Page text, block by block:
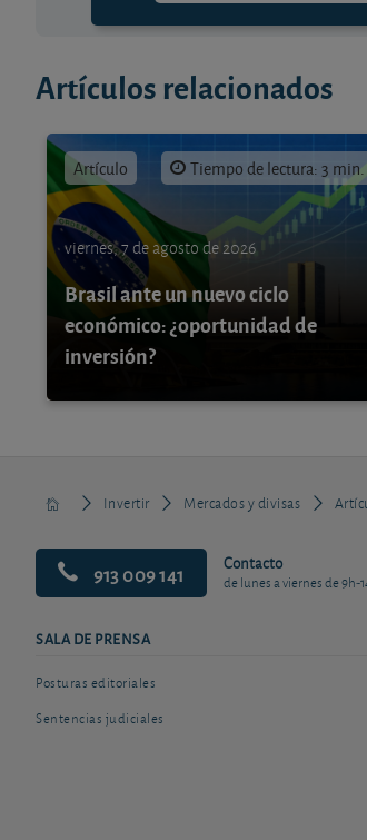
Artículos relacionados
Artículo Tiempo de lectura: 3 min.
viernes, 7 de agosto de 2026
Brasil ante un nuevo ciclo
económico: ¿oportunidad de
inversión?
Invertir Mercados y divisas
913 009 141 Contacto
de lunes a viernes de 9h-
SALA DE PRENSA
Posturas editoriales
Sentencias judiciales